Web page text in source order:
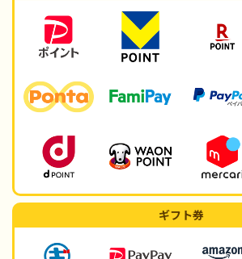
ギフト券